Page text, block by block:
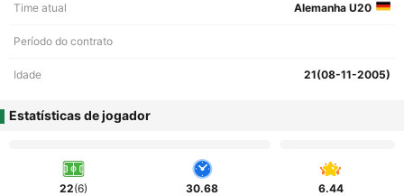
Time atual Alemanha U20
Período do contrato
Idade 21(08-11-2005)
Estatísticas de jogador
22(6) 30.68 6.44